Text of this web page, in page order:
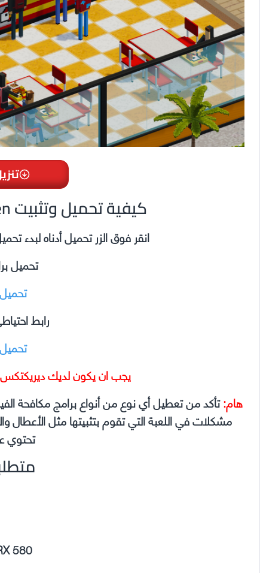
Definitely Not Fried Chicken كيفية تحميل وتثبيت
انقر فوق الزر تحميل أدناه لبدء
تحميل
رابط
يجب ان يكون لديك ديريكتكس
هام:تأكد من تعطيل أي نوع من أنواع برامج مكافحة
تحتوي
580